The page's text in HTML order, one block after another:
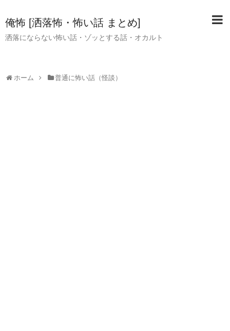
俺怖 [洒落怖・怖い話 まとめ]
洒落にならない怖い話・ゾッとする話・オカルト
ホーム 普通に怖い話（怪談）